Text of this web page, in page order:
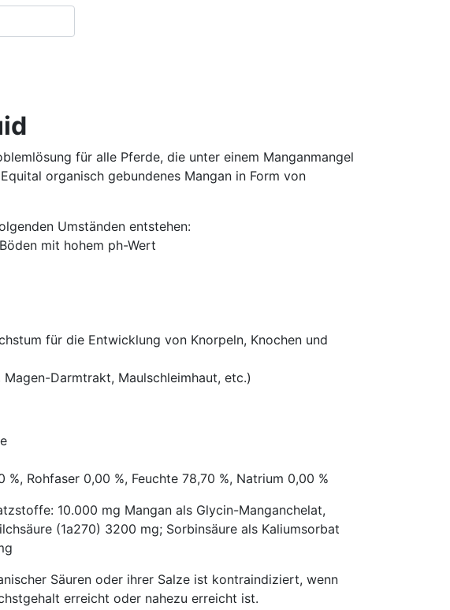
für alle Pferde, die unter einem Manganmangel
organisch gebundenes Mangan in Form von
Umständen entstehen:
mit hohem ph-Wert
für die Entwicklung von Knorpeln, Knochen und
Darmtrakt, Maulschleimhaut, etc.)
Rohfaser 0,00 %, Feuchte 78,70 %, Natrium 0,00 %
10.000 mg Mangan als Glycin-Manganchelat,
(1a270) 3200 mg; Sorbinsäure als Kaliumsorbat
Säuren oder ihrer Salze ist kontraindiziert, wenn
erreicht oder nahezu erreicht ist.